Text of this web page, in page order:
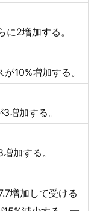
2増加する。
10%増加する。
増加する。
加する。
増加して受ける